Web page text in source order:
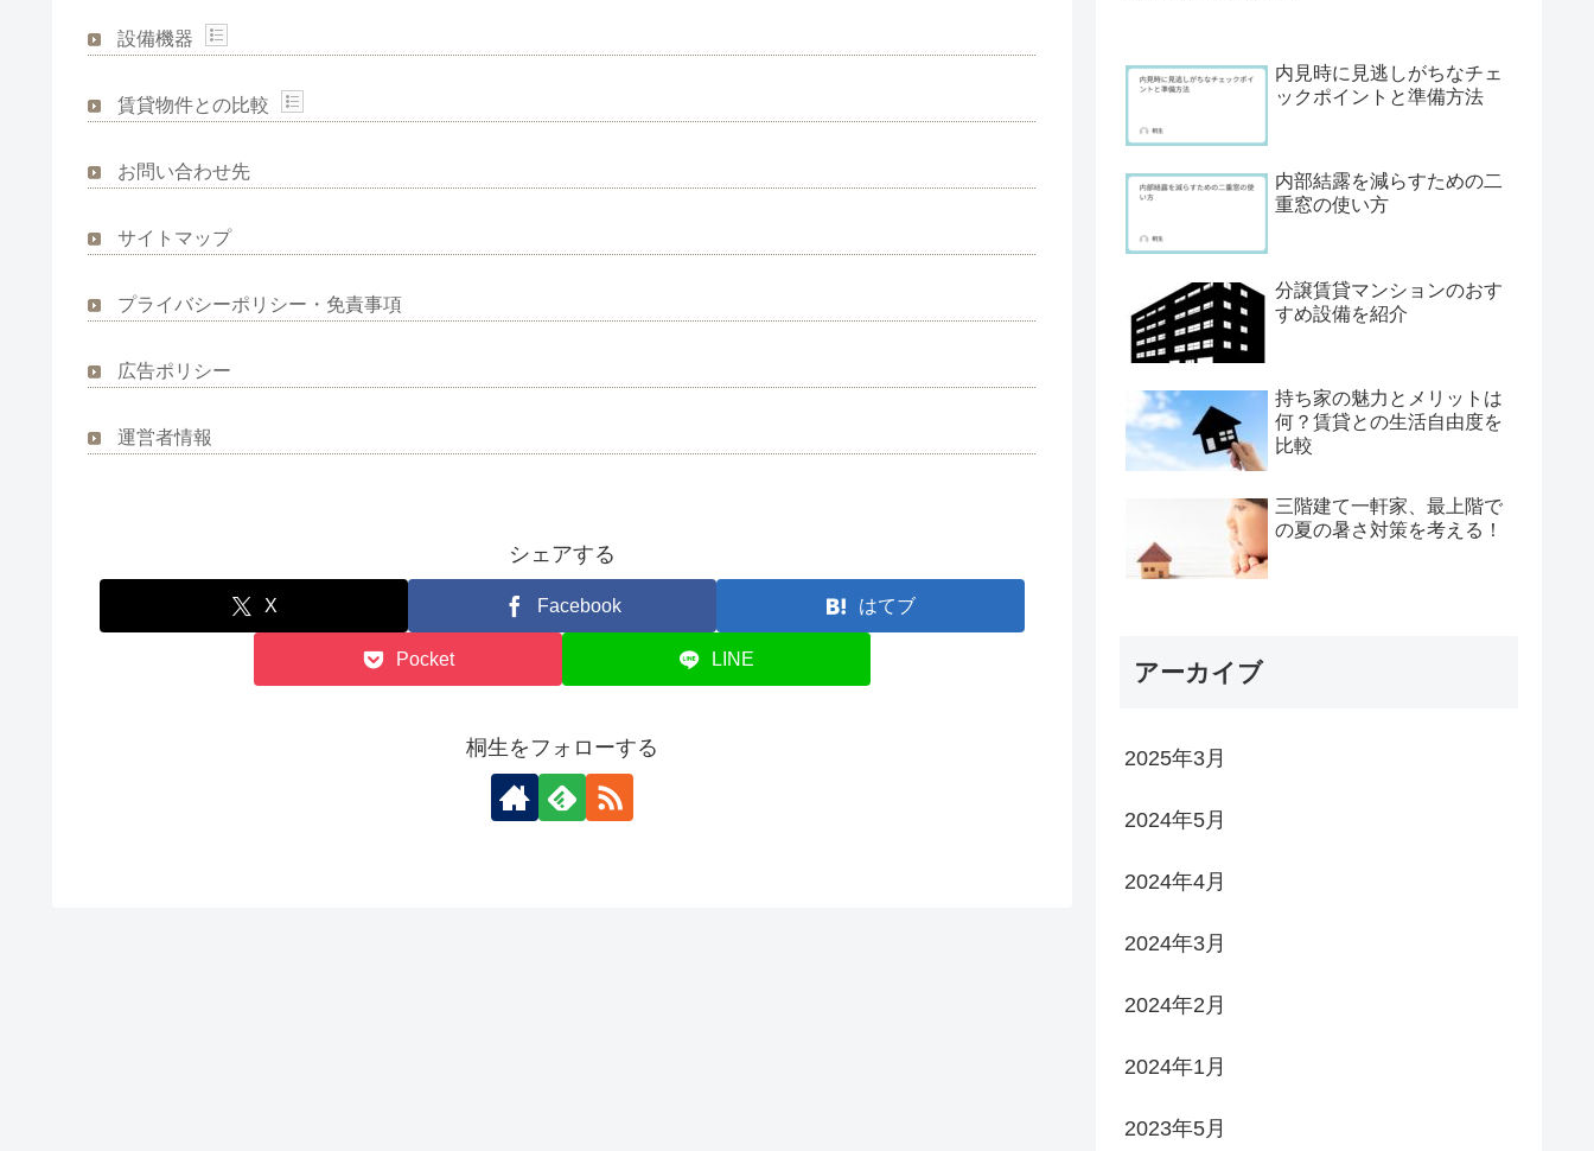
設備機器
賃貸物件との比較
お問い合わせ先
サイトマップ
プライバシーポリシー・免責事項
広告ポリシー
運営者情報
シェアする
X Facebook はてブ
Pocket LINE
桐生をフォローする
内見時に見逃しがちなチェ
ックポイントと準備方法
内部結露を減らすための二
重窓の使い方
分譲賃貸マンションのおす
すめ設備を紹介
持ち家の魅力とメリットは
何？賃貸との生活自由度を
比較
三階建て一軒家、最上階で
の夏の暑さ対策を考える！
アーカイブ
2025年3月
2024年5月
2024年4月
2024年3月
2024年2月
2024年1月
2023年5月